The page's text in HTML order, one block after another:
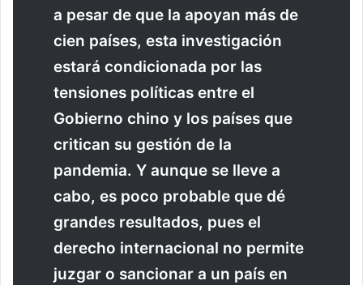
a pesar de que la apoyan más de
cien países, esta investigación
estará condicionada por las
tensiones políticas entre el
Gobierno chino y los países que
critican su gestión de la
pandemia. Y aunque se lleve a
cabo, es poco probable que dé
grandes resultados, pues el
derecho internacional no permite
juzgar o sancionar a un país en